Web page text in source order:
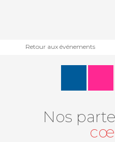
Retour aux événements
Nos